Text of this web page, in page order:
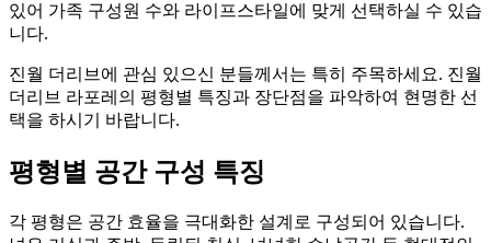
있어 가족 구성원 수와 라이프스타일에 맞게 선택하실 수 있습
니다.
진월 더리브에 관심 있으신 분들께서는 특히 주목하세요. 진월
더리브 라포레의 평형별 특징과 장단점을 파악하여 현명한 선
택을 하시기 바랍니다.
평형별 공간 구성 특징
각 평형은 공간 효율을 극대화한 설계로 구성되어 있습니다.